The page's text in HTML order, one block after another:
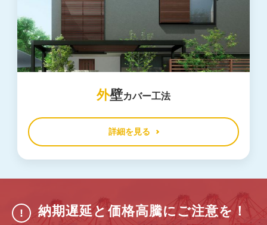
外壁カバー工法
詳細を見る
! 納期遅延と価格高騰にご注意を！